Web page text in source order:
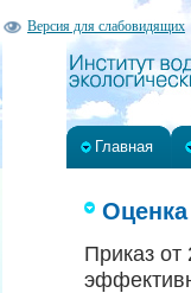
Версия для слабовидящих
Главная
Приказ